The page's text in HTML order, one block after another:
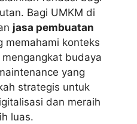
Bagi UMKM di
jasa pembuatan
memahami konteks
budaya
yang
strategis untuk
dan meraih
luas.